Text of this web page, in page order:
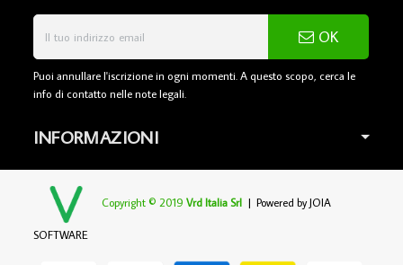
OK
Puoi annullare l'iscrizione in ogni momenti. A questo scopo, cerca le
info di contatto nelle note legali.
INFORMAZIONI
Copyright © 2019Vrd Italia Srl | Powered byJOIA
SOFTWARE